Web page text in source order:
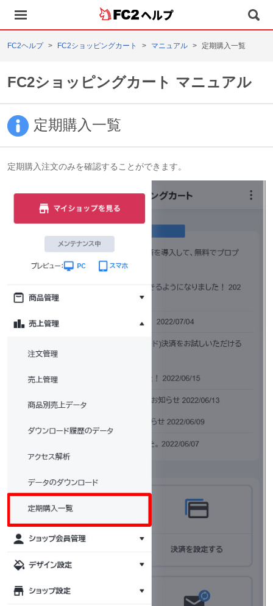
ヘルプ
FC2ヘルプ FC2ショッピングカート マニュアル 定期購入一覧
FC2ショッピングカート マニュアル
定期購入一覧
定期購入注文のみを確認することができます。